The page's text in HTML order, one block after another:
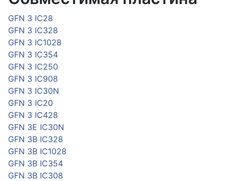
GFN 3 IC28
GFN 3 IC328
GFN 3 IC1028
GFN 3 IC354
GFN 3 IC250
GFN 3 IC908
GFN 3 IC30N
GFN 3 IC20
GFN 3 IC428
GFN 3E IC30N
GFN 3B IC328
GFN 3B IC1028
GFN 3B IC354
GFN 3B IC308